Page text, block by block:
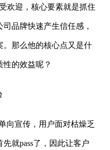
欢迎，核心要素就是抓住
品牌快速产生信任感，
。那么他的核心点又是什
的效益呢？
向宣传，用户面对枯燥乏
就pass了，因此让客户